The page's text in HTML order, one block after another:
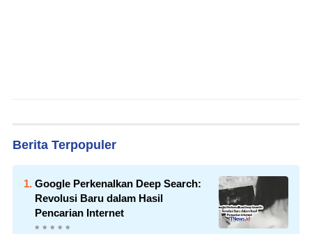
Berita Terpopuler
Google Perkenalkan Deep Search:
Revolusi Baru dalam Hasil
Pencarian Internet